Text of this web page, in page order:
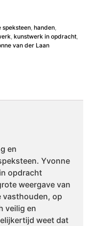
speksteen, handen,
, kunstwerk in opdracht,
van der Laan
en
Yvonne
opdracht
weergave van
vasthouden, op
veilig en
weet dat